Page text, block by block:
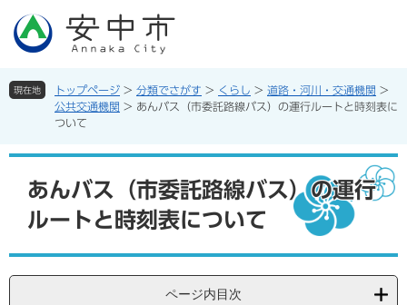
先
を現在地 トップページ > 分類でさがす > くらし > 道路・河川・交通機関 >
公共交通機関 > あんバス（市委託路線バス）の運行ルートと時刻表に
ついて
あんバス（市委託路線バス）の運行
ルートと時刻表について
ページ内目次